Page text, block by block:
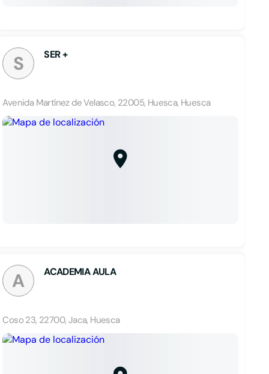
S SER +
Avenida Martínez de Velasco, 22005, Huesca, Huesca
A ACADEMIA AULA
Coso 23, 22700, Jaca, Huesca